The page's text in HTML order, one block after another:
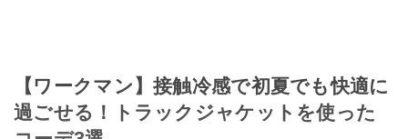
【ワークマン】接触冷感で初夏でも快適に
過ごせる！トラックジャケットを使った